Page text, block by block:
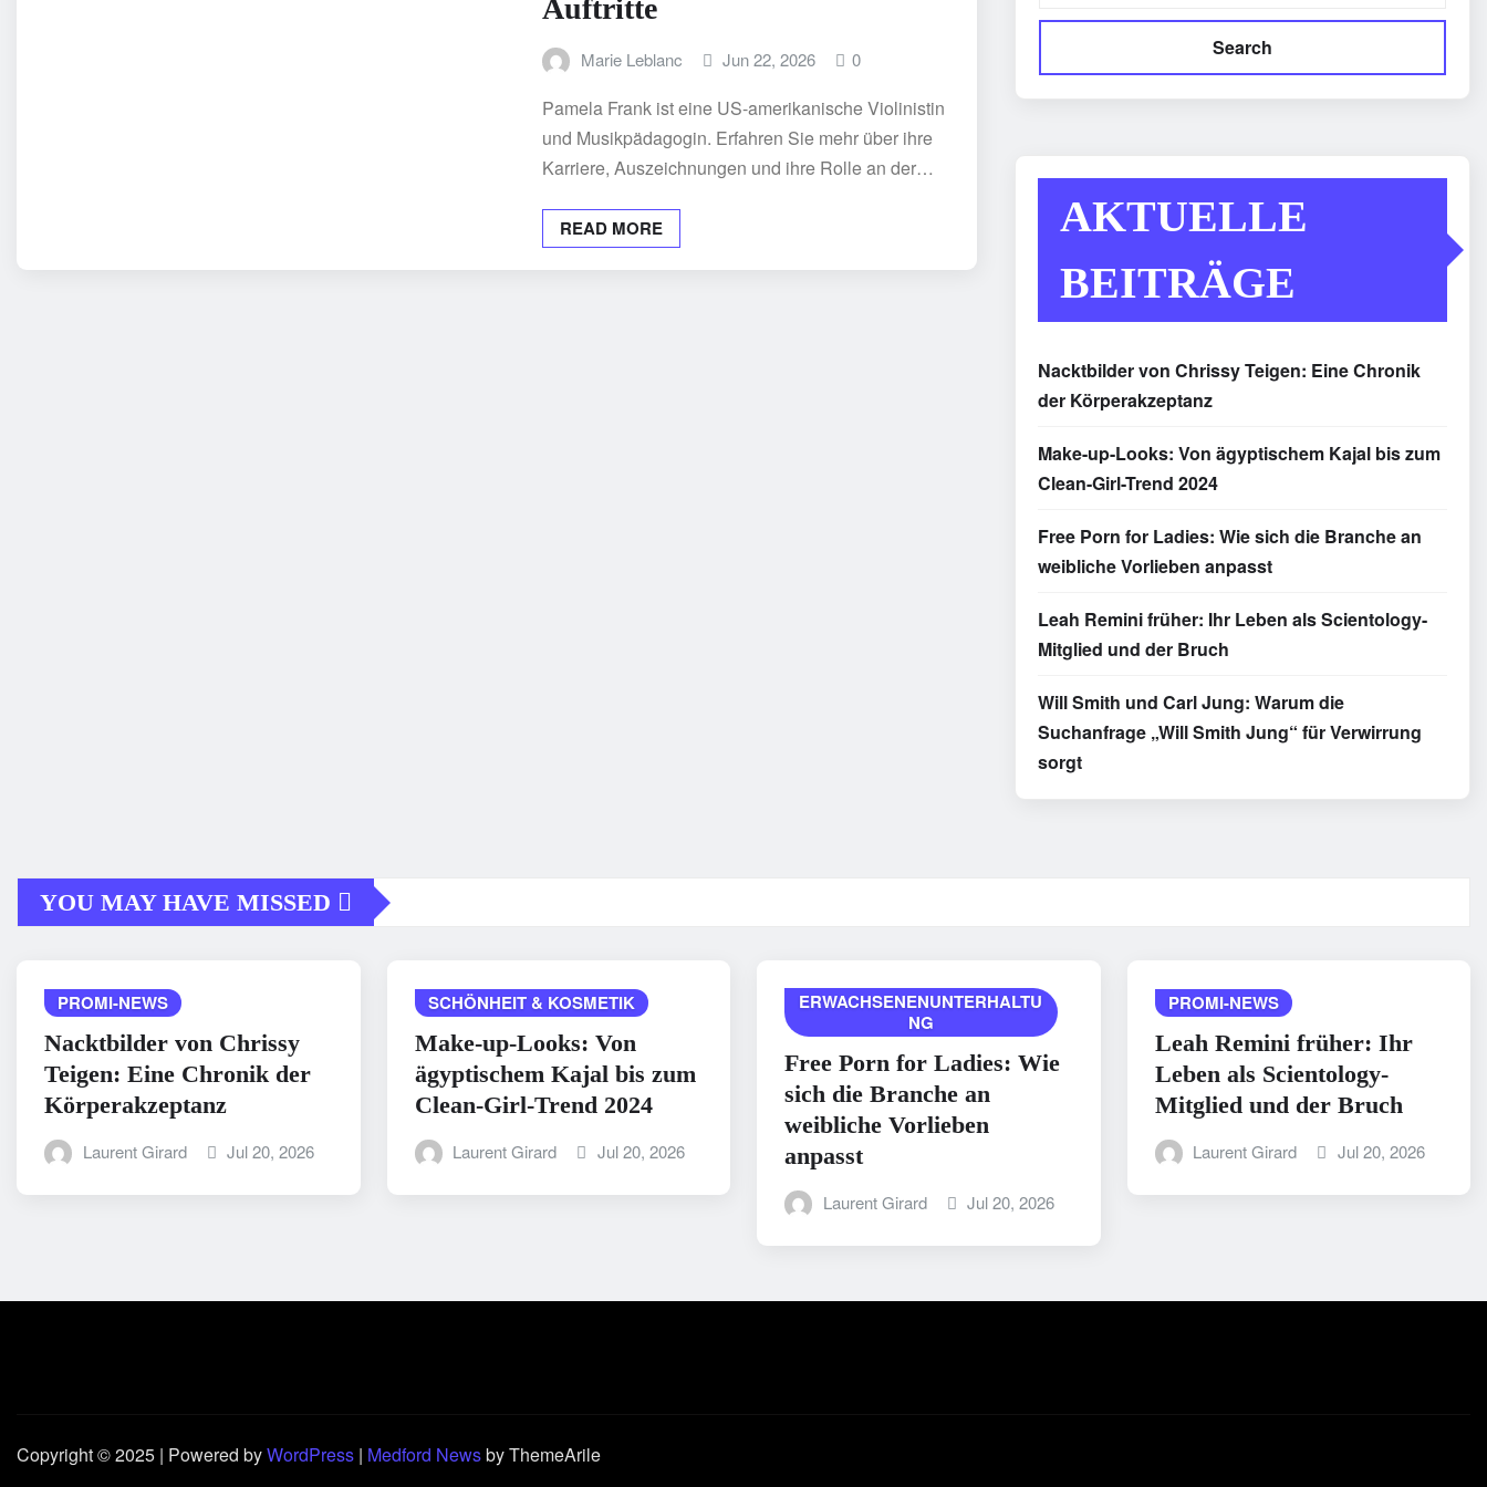
Auftritte
Marie Leblanc Jun 22, 2026 0
Pamela Frank ist eine US-amerikanische Violinistin
und Musikpädagogin. Erfahren Sie mehr über ihre
Karriere, Auszeichnungen und ihre Rolle an der…
READ MORE
Search
AKTUELLE
BEITRÄGE
Nacktbilder von Chrissy Teigen: Eine Chronik
der Körperakzeptanz
Make-up-Looks: Von ägyptischem Kajal bis zum
Clean-Girl-Trend 2024
Free Porn for Ladies: Wie sich die Branche an
weibliche Vorlieben anpasst
Leah Remini früher: Ihr Leben als Scientology-
Mitglied und der Bruch
Will Smith und Carl Jung: Warum die
Suchanfrage „Will Smith Jung“ für Verwirrung
sorgt
YOU MAY HAVE MISSED
PROMI-NEWS
Nacktbilder von Chrissy
Teigen: Eine Chronik der
Körperakzeptanz
Laurent Girard Jul 20, 2026
SCHÖNHEIT & KOSMETIK
Make-up-Looks: Von
ägyptischem Kajal bis zum
Clean-Girl-Trend 2024
Laurent Girard Jul 20, 2026
ERWACHSENENUNTERHALTU
NG
Free Porn for Ladies: Wie
sich die Branche an
weibliche Vorlieben
anpasst
Laurent Girard Jul 20, 2026
PROMI-NEWS
Leah Remini früher: Ihr
Leben als Scientology-
Mitglied und der Bruch
Laurent Girard Jul 20, 2026
Copyright © 2025 | Powered byWordPress | Medford Newsby ThemeArile